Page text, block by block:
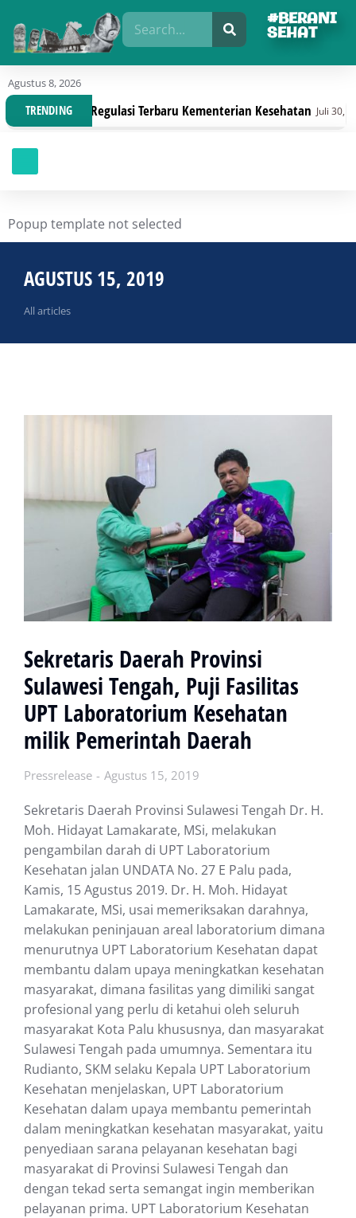
#BERANI
SEHAT
Agustus 8, 2026
TRENDING
Dengan Regulasi Terbaru Kementerian Kesehatan Juli 30, 2026
Popup template not selected
AGUSTUS 15, 2019
All articles
Sekretaris Daerah Provinsi
Sulawesi Tengah, Puji Fasilitas
UPT Laboratorium Kesehatan
milik Pemerintah Daerah
Pressrelease Agustus 15, 2019
Sekretaris Daerah Provinsi Sulawesi Tengah Dr. H.
Moh. Hidayat Lamakarate, MSi, melakukan
pengambilan darah di UPT Laboratorium
Kesehatan jalan UNDATA No. 27 E Palu pada,
Kamis, 15 Agustus 2019. Dr. H. Moh. Hidayat
Lamakarate, MSi, usai memeriksakan darahnya,
melakukan peninjauan areal laboratorium dimana
menurutnya UPT Laboratorium Kesehatan dapat
membantu dalam upaya meningkatkan kesehatan
masyarakat, dimana fasilitas yang dimiliki sangat
profesional yang perlu di ketahui oleh seluruh
masyarakat Kota Palu khususnya, dan masyarakat
Sulawesi Tengah pada umumnya. Sementara itu
Rudianto, SKM selaku Kepala UPT Laboratorium
Kesehatan menjelaskan, UPT Laboratorium
Kesehatan dalam upaya membantu pemerintah
dalam meningkatkan kesehatan masyarakat, yaitu
penyediaan sarana pelayanan kesehatan bagi
masyarakat di Provinsi Sulawesi Tengah dan
dengan tekad serta semangat ingin memberikan
pelayanan prima. UPT Laboratorium Kesehatan